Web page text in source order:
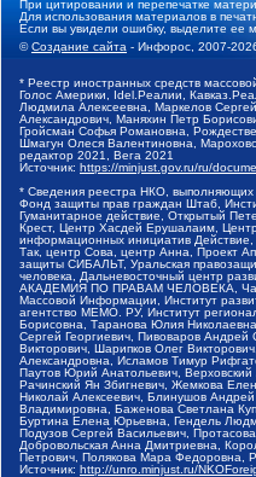
При цитировании и перепечатке
Для использования материалов в
Если вы увидели ошибку, выделите ее
©Создание сайта - Инфорос, 2007-
* Реестр иностранных средств
Голос Америки, Idel.Реалии,
Людмила Алексеевна, Маркелов
Александрович, Маняхин Петр
Гройсман Софья Романовна,
Шмагун Олеся Валентиновна,
редактор 2021, Вега 2021
Источник: https://minjust.gov.ru/ru/
* Сведения реестра НКО, выполняющих
Фонд защиты прав граждан Штаб,
Гуманитарное действие, Открытый
Крест, Центр Хасдей Ерушалаим,
информационных инициатив
Так, центр Сова, центр Анна, Проект
защиты СИБАЛЬТ, Уральская
человека, Дальневосточный центр
АКАДЕМИЯ ПО ПРАВАМ ЧЕЛОВЕКА,
Массовой Информации, Институт
агентство МЕМО. РУ, Институт
Борисовна, Таранова Юлия
Сергей Георгиевич, Пивоваров
Викторович, Шарипков Олег
Александровна, Исламов Тимур
Паутов Юрий Анатольевич,
Рачинский Ян Збигневич, Жемкова
Николай Алексеевич, Блинушов
Владимировна, Баженова Светлана
Буртина Елена Юрьевна, Гендель
Подузов Сергей Васильевич,
Добровольская Анна Дмитриевна,
Петрович, Полякова Мара Федоровна,
Источник: http://unro.minjust.ru/